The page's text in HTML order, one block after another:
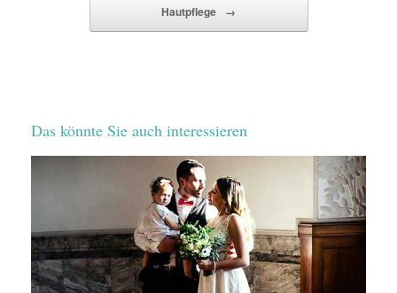
Hautpflege →
Das könnte Sie auch interessieren